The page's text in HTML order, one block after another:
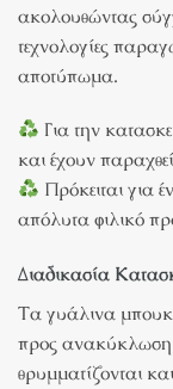
ακολουθώντας
τεχνολογίες
αποτύπωμα.
Για την
και έχουν
Πρόκειται για
απόλυτα φιλικό
Διαδικασία
Τα γυάλινα
προς ανακύκλωση
θρυμματίζονται